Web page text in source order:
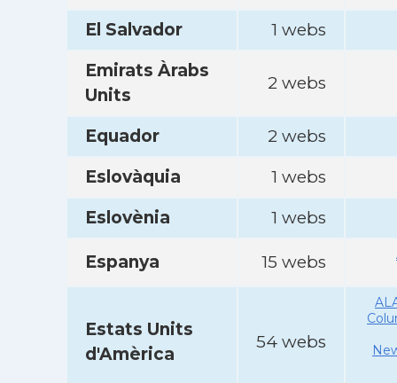
El Salvador
1 webs
Emirats Àrabs
Units
2 webs
Equador
2 webs
Eslovàquia
1 webs
Eslovènia
1 webs
Espanya 15 webs
Estats Units
d'Amèrica
54 webs